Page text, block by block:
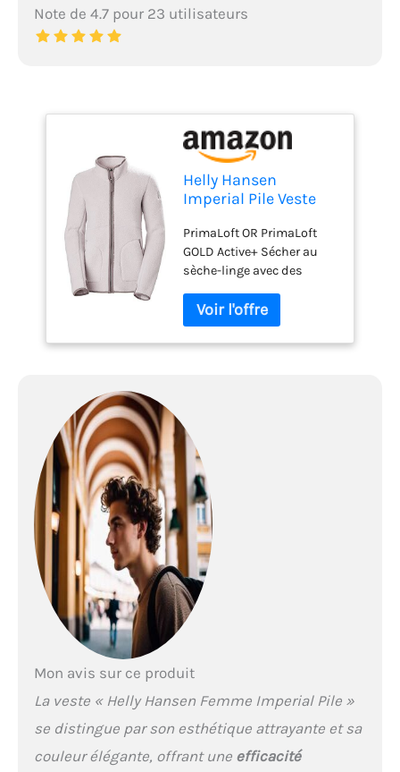
Note de 4.7 pour 23 utilisateurs
Helly Hansen
Imperial Pile Veste
PrimaLoft OR PrimaLoft
GOLD Active+ Sécher au
sèche-linge avec des
Matériel de grande qualité
Confortable à porter
Mon avis sur ce produit
La veste « Helly Hansen Femme Imperial Pile »
se distingue par son esthétique attrayante et sa
couleur élégante, offrant une efficacité